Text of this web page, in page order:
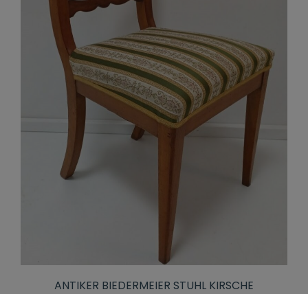
ANTIKER BIEDERMEIER STUHL KIRSCHE